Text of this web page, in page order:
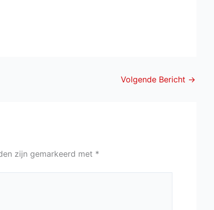
Volgende Bericht →
zijn gemarkeerd met *